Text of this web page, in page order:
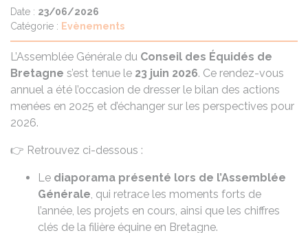
Date : 23/06/2026
Catégorie : Evènements
L’Assemblée Générale du Conseil des Équidés de
Bretagne s’est tenue le 23 juin 2026. Ce rendez-vous
annuel a été l’occasion de dresser le bilan des actions
menées en 2025 et d’échanger sur les perspectives pour
2026.
👉 Retrouvez ci-dessous :
Le diaporama présenté lors de l’Assemblée
Générale, qui retrace les moments forts de
l’année, les projets en cours, ainsi que les chiffres
clés de la filière équine en Bretagne.